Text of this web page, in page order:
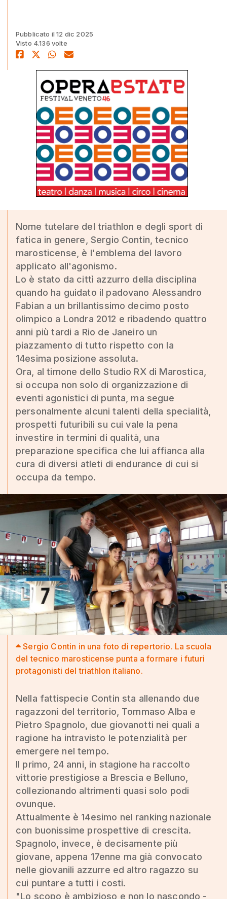
Pubblicato il 12 dic 2025
Visto 4.136 volte
Nome tutelare del triathlon e degli sport di
fatica in genere, Sergio Contin, tecnico
marosticense, è l'emblema del lavoro
applicato all'agonismo.
Lo è stato da cittì azzurro della disciplina
quando ha guidato il padovano Alessandro
Fabian a un brillantissimo decimo posto
olimpico a Londra 2012 e ribadendo quattro
anni più tardi a Rio de Janeiro un
piazzamento di tutto rispetto con la
14esima posizione assoluta.
Ora, al timone dello Studio RX di Marostica,
si occupa non solo di organizzazione di
eventi agonistici di punta, ma segue
personalmente alcuni talenti della specialità,
prospetti futuribili su cui vale la pena
investire in termini di qualità, una
preparazione specifica che lui affianca alla
cura di diversi atleti di endurance di cui si
occupa da tempo.
Sergio Contin in una foto di repertorio. La scuola
del tecnico marosticense punta a formare i futuri
protagonisti del triathlon italiano.
Nella fattispecie Contin sta allenando due
ragazzoni del territorio, Tommaso Alba e
Pietro Spagnolo, due giovanotti nei quali a
ragione ha intravisto le potenzialità per
emergere nel tempo.
Il primo, 24 anni, in stagione ha raccolto
vittorie prestigiose a Brescia e Belluno,
collezionando altrimenti quasi solo podi
ovunque.
Attualmente è 14esimo nel ranking nazionale
con buonissime prospettive di crescita.
Spagnolo, invece, è decisamente più
giovane, appena 17enne ma già convocato
nelle giovanili azzurre ed altro ragazzo su
cui puntare a tutti i costi.
"Lo scopo è ambizioso e non lo nascondo -